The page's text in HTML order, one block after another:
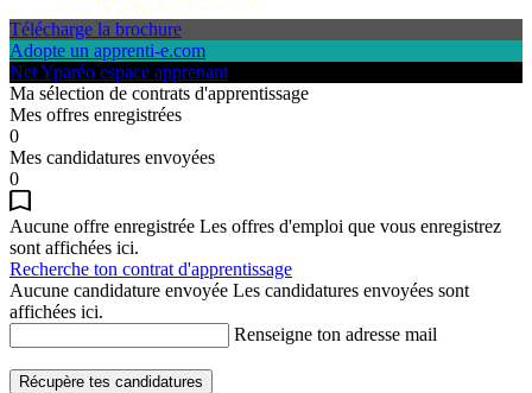
Télécharge la brochure
Adopte un apprenti-e.com
Net Yparéo espace apprenant
Ma sélection de contrats d'apprentissage
Mes offres enregistrées
0
Mes candidatures envoyées
0
Aucune offre enregistrée Les offres d'emploi que vous enregistrez
sont affichées ici.
Recherche ton contrat d'apprentissage
Aucune candidature envoyée Les candidatures envoyées sont
affichées ici.
Renseigne ton adresse mail
Récupère tes candidatures